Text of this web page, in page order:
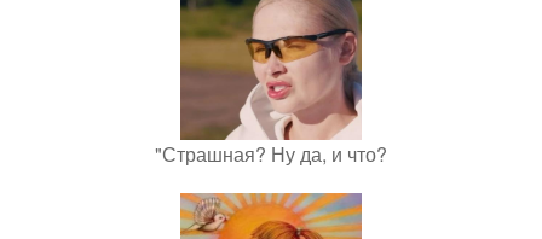
"Страшная? Ну да, и что?